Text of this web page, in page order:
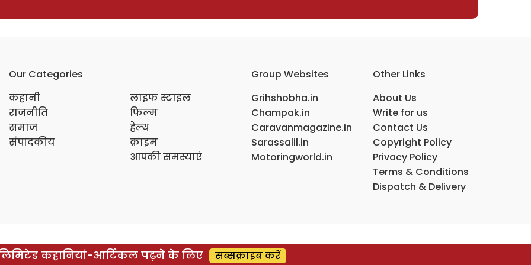
Our Categories
कहानी
राजनीति
समाज
संपादकीय
लाइफ स्टाइल
फिल्म
हेल्थ
क्राइम
आपकी समस्याएं
Group Websites
Grihshobha.in
Champak.in
Caravanmagazine.in
Sarassalil.in
Motoringworld.in
Other Links
About Us
Write for us
Contact Us
Copyright Policy
Privacy Policy
Terms & Conditions
Dispatch & Delivery
कहानियां-आर्टिकल पढ़ने के लिए सब्सक्राइब करें